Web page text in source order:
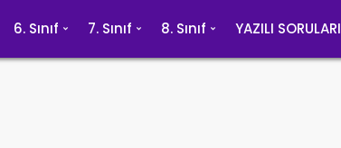
6. Sınıf 7. Sınıf 8. Sınıf YAZILI SORULARI